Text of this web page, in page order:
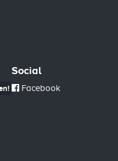
Social
Facebook